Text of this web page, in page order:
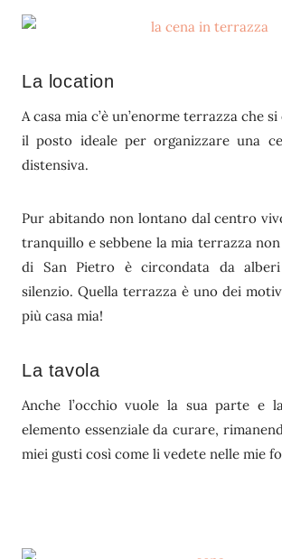
La location
A casa mia c’è un’enorme terrazza che
il posto ideale per organizzare una
distensiva.
Pur abitando non lontano dal centro
tranquillo e sebbene la mia terrazza
di San Pietro è circondata da
silenzio. Quella terrazza è uno dei
più casa mia!
La tavola
Anche l’occhio vuole la sua parte e
elemento essenziale da curare,
miei gusti così come li vedete nelle mie